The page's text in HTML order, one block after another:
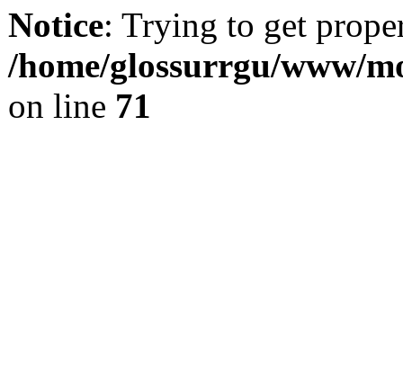
Notice: Trying to get
/home/glossurrgu/www/
on line 71